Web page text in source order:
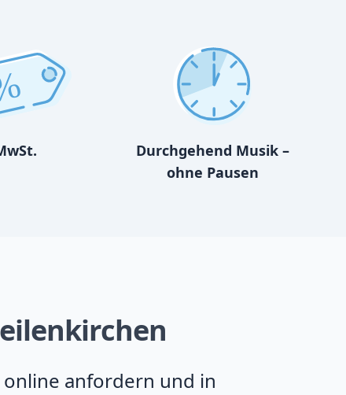
Durchgehend Musik –
ohne Pausen
online anfordern und in